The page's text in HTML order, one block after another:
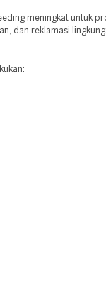
meningkat untuk
dan reklamasi